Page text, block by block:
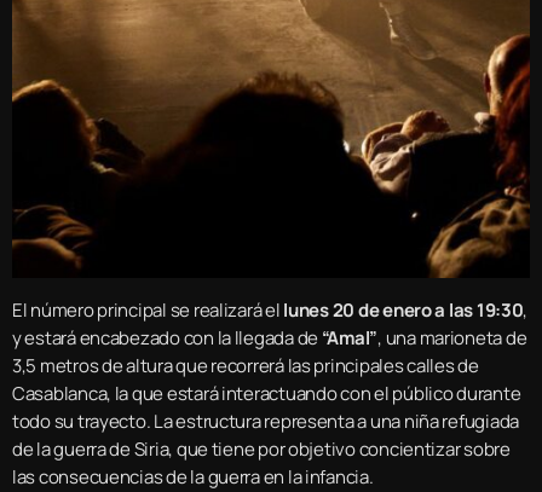
El número principal se realizará ellunes 20 de enero a las 19:30,
y estará encabezado con la llegada de “Amal”, una marioneta de
3,5 metros de altura que recorrerá las principales calles de
Casablanca, la que estará interactuando con el público durante
todo su trayecto. La estructura representa a una niña refugiada
de la guerra de Siria, que tiene por objetivo concientizar sobre
las consecuencias de la guerra en la infancia.